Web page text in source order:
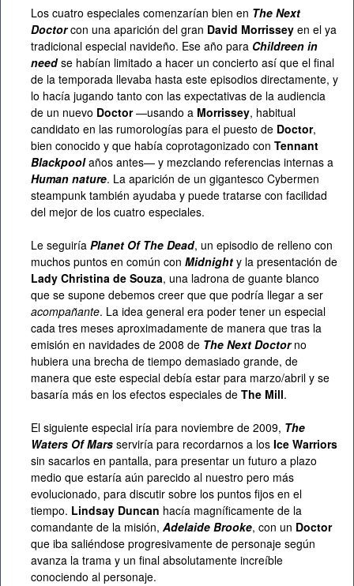
Los cuatro especiales comenzarían bien en The Next
Doctorcon una aparición del gran David Morrissey en el ya
tradicional especial navideño. Ese año para Childreen in
needse habían limitado a hacer un concierto así que el final
de la temporada llevaba hasta este episodios directamente, y
lo hacía jugando tanto con las expectativas de la audiencia
de un nuevo Doctor—usando a Morrissey, habitual
candidato en las rumorologías para el puesto de Doctor,
bien conocido y que había coprotagonizado con Tennant
Blackpoolaños antes— y mezclando referencias internas a
Human nature. La aparición de un gigantesco Cybermen
steampunk también ayudaba y puede tratarse con facilidad
del mejor de los cuatro especiales.
Le seguiría Planet Of The Dead, un episodio de relleno con
muchos puntos en común con Midnight y la presentación de
Lady Christina de Souza, una ladrona de guante blanco
que se supone debemos creer que que podría llegar a ser
acompañante. La idea general era poder tener un especial
cada tres meses aproximadamente de manera que tras la
emisión en navidades de 2008 de The Next Doctorno
hubiera una brecha de tiempo demasiado grande, de
manera que este especial debía estar para marzo/abril y se
basaría más en los efectos especiales de The Mill.
El siguiente especial iría para noviembre de 2009, The
Waters Of Mars serviría para recordarnos a los Ice Warriors
sin sacarlos en pantalla, para presentar un futuro a plazo
medio que estaría aún parecido al nuestro pero más
evolucionado, para discutir sobre los puntos fijos en el
tiempo. Lindsay Duncan hacía magníficamente de la
comandante de la misión, Adelaide Brooke, con un Doctor
que iba saliéndose progresivamente de personaje según
avanza la trama y un final absolutamente increíble
conociendo al personaje.